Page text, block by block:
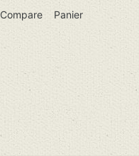
Compare Panier